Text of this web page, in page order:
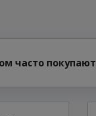
часто покупают